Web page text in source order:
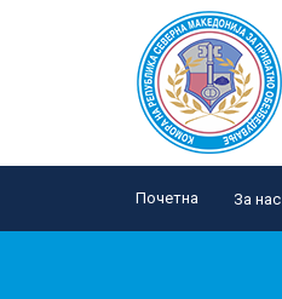
Почетна За нас